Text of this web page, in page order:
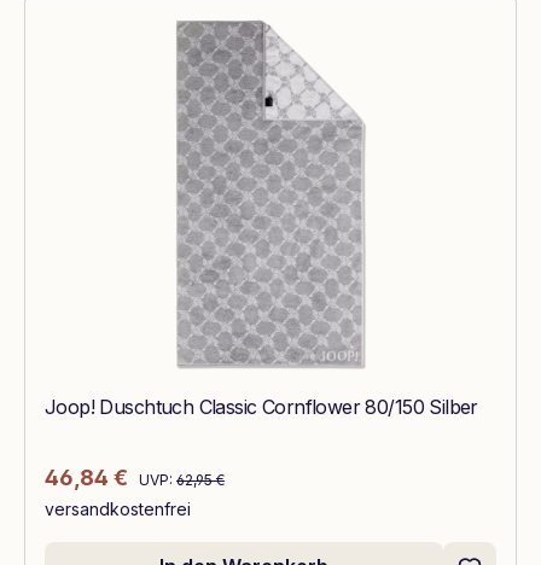
Joop! Duschtuch Classic Cornflower 80/150 Silber
Verkaufspreis:
46,84 € Regulärer Preis:
UVP: 62,95 €
versandkostenfrei